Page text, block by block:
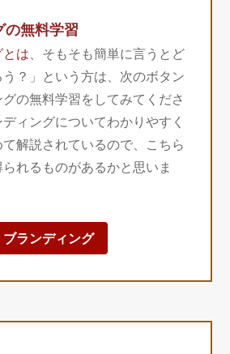
の無料学習
は、そもそも簡単に言うとど
？」という方は、次のボタン
の無料学習をしてみてくださ
ィングについてわかりやすく
解説されているので、こちら
れるものがあるかと思いま
ブランディング